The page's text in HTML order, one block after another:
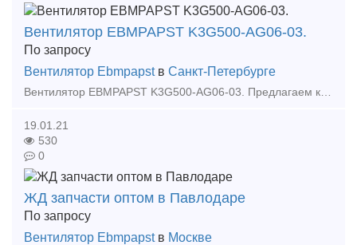
Вентилятор EBMPAPST K3G500-AG06-03.
По запросу
Вентилятор Ebmpapstв Санкт-Петербурге
19.01.21
530
0
ЖД запчасти оптом в Павлодаре
По запросу
Вентилятор Ebmpapstв Москве